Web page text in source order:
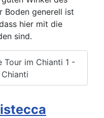
Boden generell ist
hier mit die
sind.
Tour im Chianti 1 -